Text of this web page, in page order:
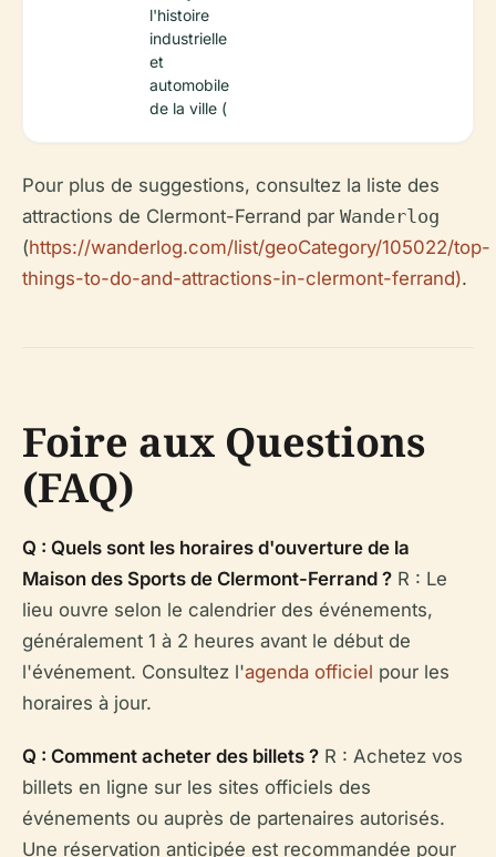
l'histoire
industrielle
et
automobile
de la ville (
Pour plus de suggestions, consultez la liste des
attractions de Clermont-Ferrand par Wanderlog
(https://wanderlog.com/list/geoCategory/105022/top-
things-to-do-and-attractions-in-clermont-ferrand).
Foire aux Questions
(FAQ)
Q : Quels sont les horaires d'ouverture de la
Maison des Sports de Clermont-Ferrand ? R : Le
lieu ouvre selon le calendrier des événements,
généralement 1 à 2 heures avant le début de
l'événement. Consultez l'agenda officiel pour les
horaires à jour.
Q : Comment acheter des billets ? R : Achetez vos
billets en ligne sur les sites officiels des
événements ou auprès de partenaires autorisés.
Une réservation anticipée est recommandée pour